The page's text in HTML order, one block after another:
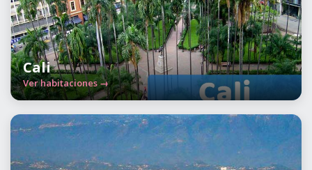
Cali
Ver habitaciones →